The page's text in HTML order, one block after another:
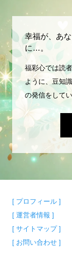
幸福が、あ
に…。
福彩心では読
ように、豆知
の発信をしてい
[ プロフィール ]
[ 運営者情報 ]
[ サイトマップ ]
[ お問い合わせ ]